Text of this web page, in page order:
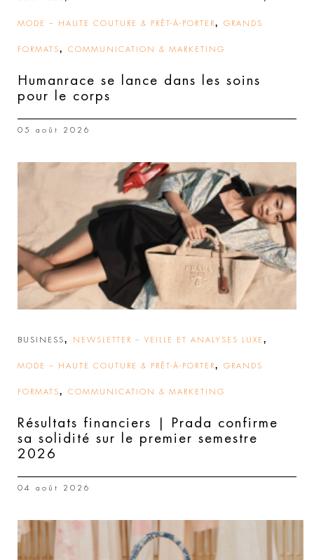
MODE – HAUTE COUTURE & PRÊT-À-PORTER, GRANDS
FORMATS, COMMUNICATION & MARKETING
Humanrace se lance dans les soins
pour le corps
05 août 2026
BUSINESS, NEWSLETTER – VEILLE ET ANALYSES LUXE ,
MODE – HAUTE COUTURE & PRÊT-À-PORTER, GRANDS
FORMATS, COMMUNICATION & MARKETING
Résultats financiers | Prada confirme
sa solidité sur le premier semestre
2026
04 août 2026